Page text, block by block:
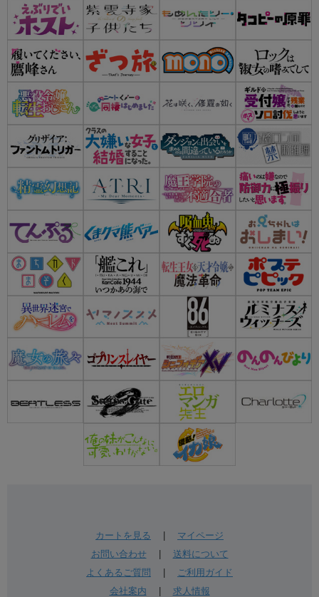
カートを見る
マイページ
お問い合わせ| 送料について
よくあるご質問
ご利用ガイド
会社案内
求人情報